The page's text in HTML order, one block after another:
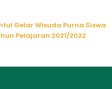
Gelar Wisuda Purna Siswa
Pelajaran 2021/2022